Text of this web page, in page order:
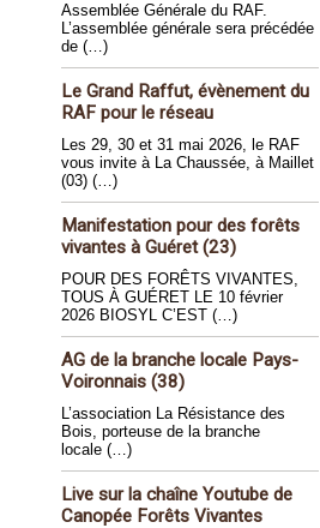
Assemblée Générale du RAF.
L’assemblée générale sera précédée
de (…)
Le Grand Raffut, évènement du
RAF pour le réseau
Les 29, 30 et 31 mai 2026, le RAF
vous invite à La Chaussée, à Maillet
(03) (…)
Manifestation pour des forêts
vivantes à Guéret (23)
POUR DES FORÊTS VIVANTES,
TOUS À GUÉRET LE 10 février
2026 BIOSYL C’EST (…)
AG de la branche locale Pays-
Voironnais (38)
L’association La Résistance des
Bois, porteuse de la branche
locale (…)
Live sur la chaîne Youtube de
Canopée Forêts Vivantes